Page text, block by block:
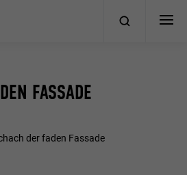
FASSADE
der faden Fassade